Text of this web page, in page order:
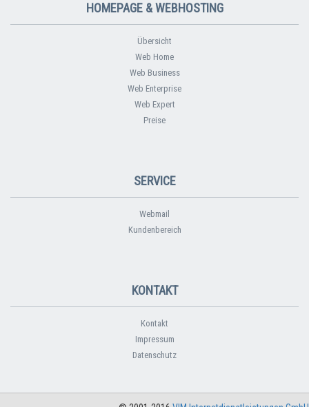
HOMEPAGE & WEBHOSTING
Übersicht
Web Home
Web Business
Web Enterprise
Web Expert
Preise
SERVICE
Webmail
Kundenbereich
KONTAKT
Kontakt
Impressum
Datenschutz